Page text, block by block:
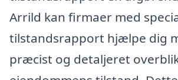
Arrild kan firmaer med
tilstandsrapport hjælpe dig
præcist og detaljeret